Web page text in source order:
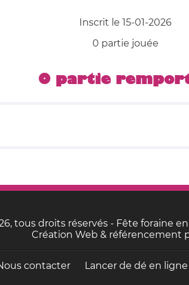
Inscrit le 15-01-2026
0 partie jouée
0 partie
tous droits réservés - Fête foraine
Création Web & référencement
contacter Lancer de dé en